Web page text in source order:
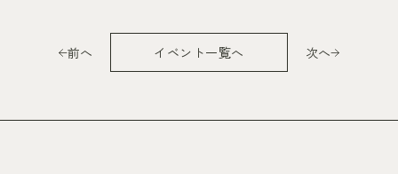
前へ イベント一覧へ 次へ